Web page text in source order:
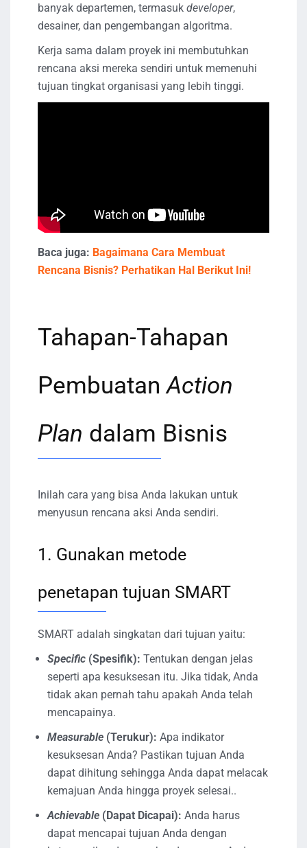
banyak departemen, termasuk developer,
desainer, dan pengembangan algoritma.
Kerja sama dalam proyek ini membutuhkan
rencana aksi mereka sendiri untuk memenuhi
tujuan tingkat organisasi yang lebih tinggi.
Baca juga: Bagaimana Cara Membuat
Rencana Bisnis? Perhatikan Hal Berikut Ini!
Tahapan-Tahapan
PembuatanAction
Plan dalam Bisnis
Inilah cara yang bisa Anda lakukan untuk
menyusun rencana aksi Anda sendiri.
1. Gunakan metode
penetapan tujuan SMART
SMART adalah singkatan dari tujuan yaitu:
Specific (Spesifik): Tentukan dengan jelas
seperti apa kesuksesan itu. Jika tidak, Anda
tidak akan pernah tahu apakah Anda telah
mencapainya.
Measurable (Terukur): Apa indikator
kesuksesan Anda? Pastikan tujuan Anda
dapat dihitung sehingga Anda dapat melacak
kemajuan Anda hingga proyek selesai..
Achievable (Dapat Dicapai): Anda harus
dapat mencapai tujuan Anda dengan